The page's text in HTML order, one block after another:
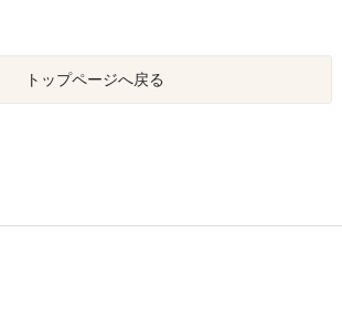
トップページへ戻る